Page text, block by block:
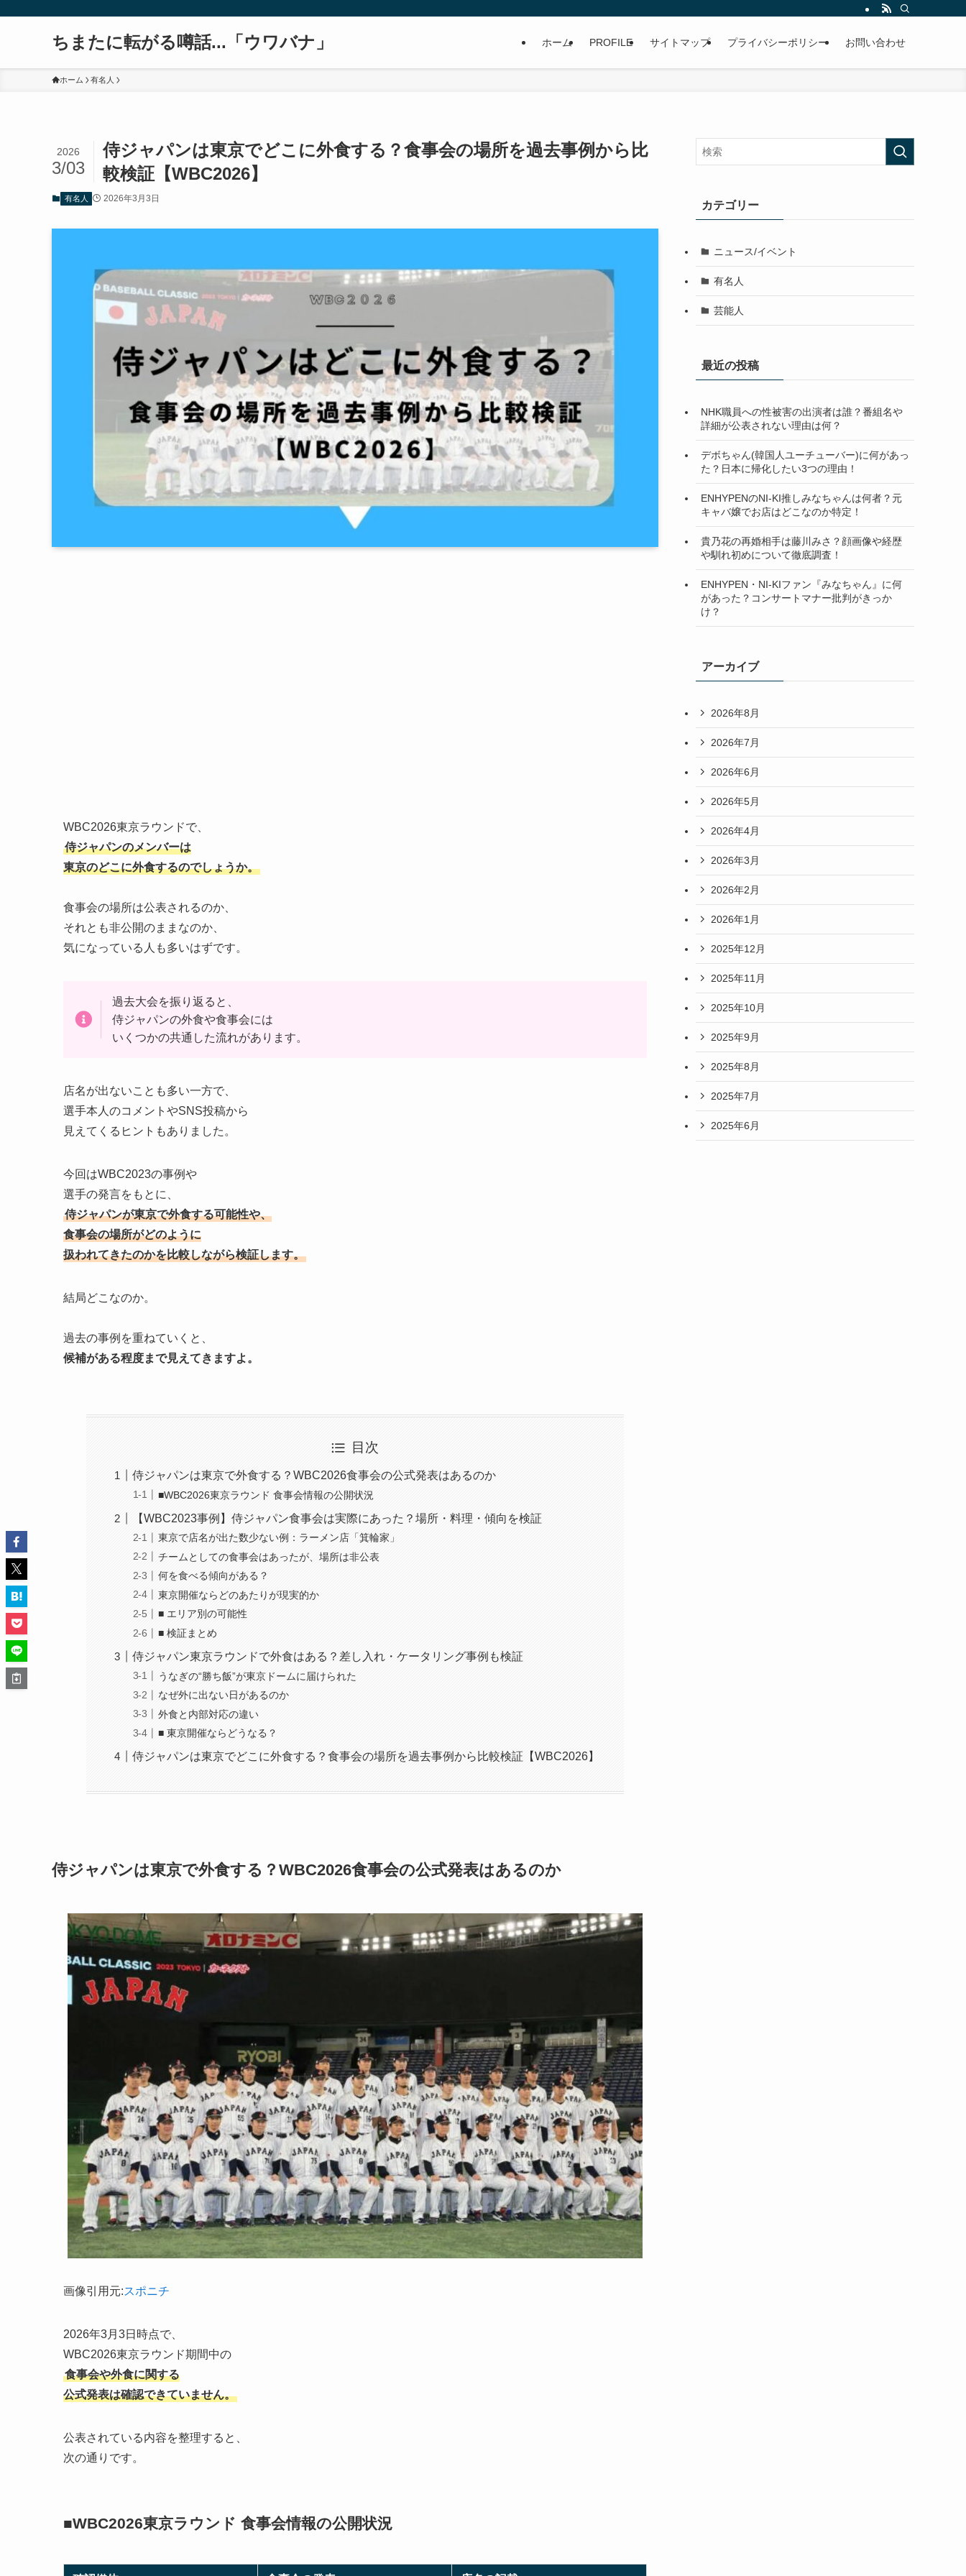
ちまたに転がる噂話...「ウワバナ」 ホーム PROFILE サイトマップ プライバシーポリシー お問い合わせ
ホーム 有名人
侍ジャパンは東京でどこに外食する？食事会の場所を過去事例から比
較検証【WBC2026】
2026
3/03
有名人 2026年3月3日
WBC2026東京ラウンドで、
侍ジャパンのメンバーは
東京のどこに外食するのでしょうか。
食事会の場所は公表されるのか、
それとも非公開のままなのか、
気になっている人も多いはずです。
過去大会を振り返ると、
侍ジャパンの外食や食事会には
いくつかの共通した流れがあります。
店名が出ないことも多い一方で、
選手本人のコメントやSNS投稿から
見えてくるヒントもありました。
今回はWBC2023の事例や
選手の発言をもとに、
侍ジャパンが東京で外食する可能性や、
食事会の場所がどのように
扱われてきたのかを比較しながら検証します。
結局どこなのか。
過去の事例を重ねていくと、
候補がある程度まで見えてきますよ。
目次
侍ジャパンは東京で外食する？WBC2026食事会の公式発表はあるのか
■WBC2026東京ラウンド 食事会情報の公開状況
【WBC2023事例】侍ジャパン食事会は実際にあった？場所・料理・傾向を検証
東京で店名が出た数少ない例：ラーメン店「箕輪家」
チームとしての食事会はあったが、場所は非公表
何を食べる傾向がある？
東京開催ならどのあたりが現実的か
■ エリア別の可能性
■ 検証まとめ
侍ジャパン東京ラウンドで外食はある？差し入れ・ケータリング事例も検証
うなぎの“勝ち飯”が東京ドームに届けられた
なぜ外に出ない日があるのか
外食と内部対応の違い
■ 東京開催ならどうなる？
侍ジャパンは東京でどこに外食する？食事会の場所を過去事例から比較検証【WBC2026】
侍ジャパンは東京で外食する？WBC2026食事会の公式発表はあるのか
画像引用元:スポニチ
2026年3月3日時点で、
WBC2026東京ラウンド期間中の
食事会や外食に関する
公式発表は確認できていません。
公表されている内容を整理すると、
次の通りです。
■WBC2026東京ラウンド 食事会情報の公開状況
カテゴリー
ニュース/イベント
有名人
芸能人
最近の投稿
NHK職員への性被害の出演者は誰？番組名や
詳細が公表されない理由は何？
デボちゃん(韓国人ユーチューバー)に何があっ
た？日本に帰化したい3つの理由！
ENHYPENのNI-KI推しみなちゃんは何者？元
キャバ嬢でお店はどこなのか特定！
貴乃花の再婚相手は藤川みさ？顔画像や経歴
や馴れ初めについて徹底調査！
ENHYPEN・NI-KIファン『みなちゃん』に何
があった？コンサートマナー批判がきっか
け？
アーカイブ
2026年8月
2026年7月
2026年6月
2026年5月
2026年4月
2026年3月
2026年2月
2026年1月
2025年12月
2025年11月
2025年10月
2025年9月
2025年8月
2025年7月
2025年6月